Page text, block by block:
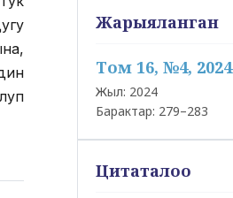
Жарыяланган
Том 16, №4, 2024
Жыл: 2024
Барактар: 279–283
Цитаталоо